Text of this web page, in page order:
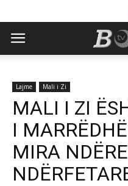
Lajme Mali i Zi
MALI I ZI
I
MIRA